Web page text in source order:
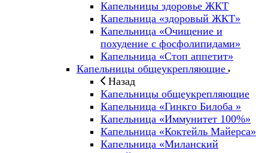
Капельницы здоровье ЖКТ
Капельница «здоровый ЖКТ»
Капельница «Очищение и
похудение с фосфолипидами»
Капельница «Стоп аппетит»
Капельницы общеукрепляющие
Назад
Капельницы общеукрепляющие
Капельница «Гинкго Билоба »
Капельница «Иммунитет 100%»
Капельница «Коктейль Майерса»
Капельница «Миланский